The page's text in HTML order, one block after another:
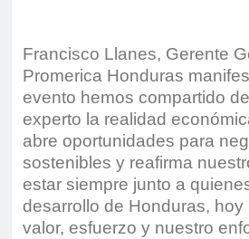
Francisco Llanes, Gerente
Promerica Honduras
evento hemos compartido
experto la realidad
abre oportunidades para
sostenibles y reafirma
estar siempre junto a
desarrollo de Honduras,
valor, esfuerzo y nuestro